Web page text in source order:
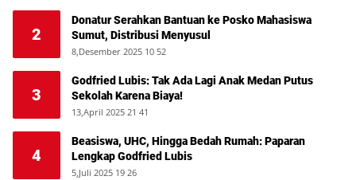
2
Donatur Serahkan Bantuan ke Posko Mahasiswa
Sumut, Distribusi Menyusul
8,Desember 2025 10 52
3
Godfried Lubis: Tak Ada Lagi Anak Medan Putus
Sekolah Karena Biaya!
13,April 2025 21 41
4
Beasiswa, UHC, Hingga Bedah Rumah: Paparan
Lengkap Godfried Lubis
5,Juli 2025 19 26